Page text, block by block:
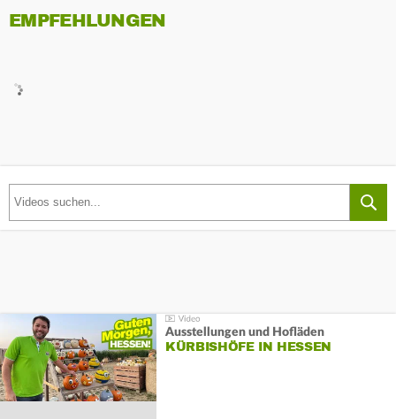
EMPFEHLUNGEN
Ausstellungen und Hofläden
KÜRBISHÖFE IN HESSEN